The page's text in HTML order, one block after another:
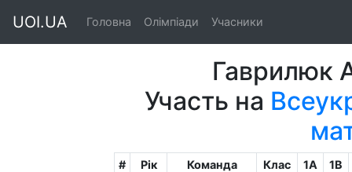
UOI.UA Головна Олімпіади Учасники
Гаврилюк
Участь на
# Рік Команда Клас 1A
1B